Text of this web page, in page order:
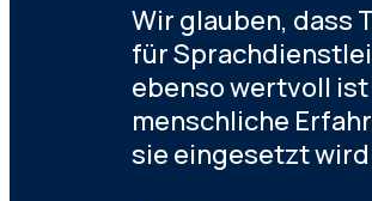
Wir glauben, dass
für
ebenso wertvoll
menschliche
sie eingesetzt